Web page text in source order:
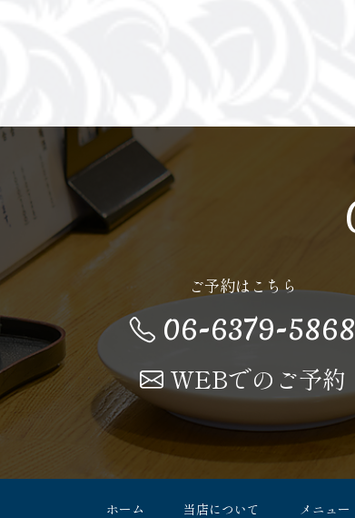
ご予約はこちら
06-6379-5868
WEBでのご予約
ホーム 当店について メニュー